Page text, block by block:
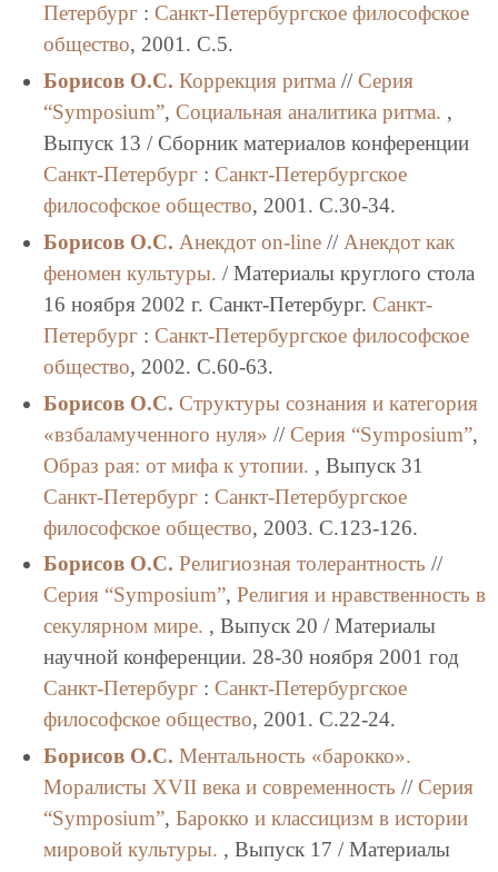
Петербург: Санкт-Петербургское философское
общество, 2001. C.5.
Борисов О.С. Коррекция ритма // Серия
“Symposium”, Социальная аналитика ритма. ,
Выпуск 13 / Сборник материалов конференции
Санкт-Петербург: Санкт-Петербургское
философское общество, 2001. C.30-34.
Борисов О.С. Анекдот on-line// Анекдот как
феномен культуры. / Материалы круглого стола
16 ноября 2002 г. Санкт-Петербург. Санкт-
Петербург: Санкт-Петербургское философское
общество, 2002. C.60-63.
Борисов О.С. Структуры сознания и категория
«взбаламученного нуля» // Серия “Symposium”,
Образ рая: от мифа к утопии. , Выпуск 31
Санкт-Петербург: Санкт-Петербургское
философское общество, 2003. C.123-126.
Борисов О.С. Религиозная толерантность //
Серия “Symposium”, Религия и нравственность в
секулярном мире. , Выпуск 20 / Материалы
научной конференции. 28-30 ноября 2001 год
Санкт-Петербург: Санкт-Петербургское
философское общество, 2001. C.22-24.
Борисов О.С. Ментальность «барокко».
Моралисты XVII века и современность // Серия
“Symposium”, Барокко и классицизм в истории
мировой культуры. , Выпуск 17 / Материалы